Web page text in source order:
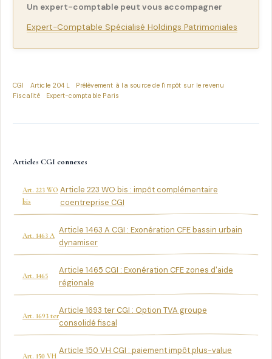
Un expert-comptable peut vous accompagner
Expert-Comptable Spécialisé Holdings Patrimoniales
CGI Article 204 L
Prélèvement à la source de l'impôt sur le revenu
Fiscalité
Expert-comptable Paris
Articles CGI connexes
Art. 223 WO
bis
Article 223 WO bis : impôt complémentaire
coentreprise CGI
Art. 1463 A
Article 1463 A CGI : Exonération CFE bassin urbain
dynamiser
Art. 1465
Article 1465 CGI : Exonération CFE zones d'aide
régionale
Art. 1693 ter
Article 1693 ter CGI : Option TVA groupe
consolidé fiscal
Art. 150 VH
Article 150 VH CGI : paiement impôt plus-value